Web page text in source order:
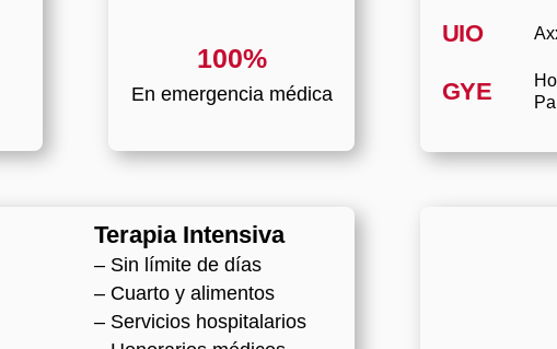
100%
En emergencia médica
UIO
GYE
Terapia Intensiva
– Sin límite de días
– Cuarto y alimentos
– Servicios hospitalarios